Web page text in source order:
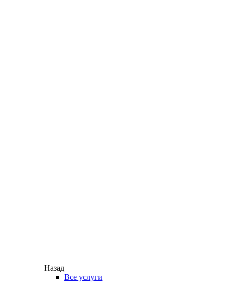
Назад
Все услуги